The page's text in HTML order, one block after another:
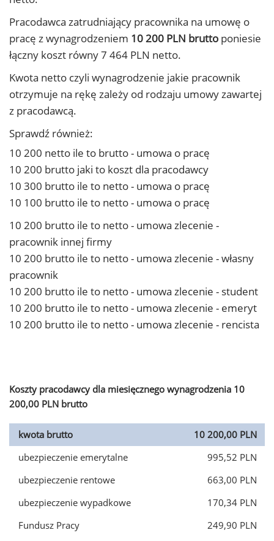
Pracodawca zatrudniający pracownika na umowę o
pracę z wynagrodzeniem 10 200 PLN brutto poniesie
łączny koszt równy 7 464 PLN netto.
Kwota netto czyli wynagrodzenie jakie pracownik
otrzymuje na rękę zależy od rodzaju umowy zawartej
z pracodawcą.
Sprawdź również:
10 200 netto ile to brutto - umowa o pracę
10 200 brutto jaki to koszt dla pracodawcy
10 300 brutto ile to netto - umowa o pracę
10 100 brutto ile to netto - umowa o pracę
10 200 brutto ile to netto - umowa zlecenie -
pracownik innej firmy
10 200 brutto ile to netto - umowa zlecenie - własny
pracownik
10 200 brutto ile to netto - umowa zlecenie - student
10 200 brutto ile to netto - umowa zlecenie - emeryt
10 200 brutto ile to netto - umowa zlecenie - rencista
Koszty pracodawcy dla miesięcznego wynagrodzenia 10
200,00 PLN brutto
kwota brutto
10 200,00 PLN
ubezpieczenie emerytalne
995,52 PLN
ubezpieczenie rentowe
663,00 PLN
ubezpieczenie wypadkowe
170,34 PLN
Fundusz Pracy
249,90 PLN